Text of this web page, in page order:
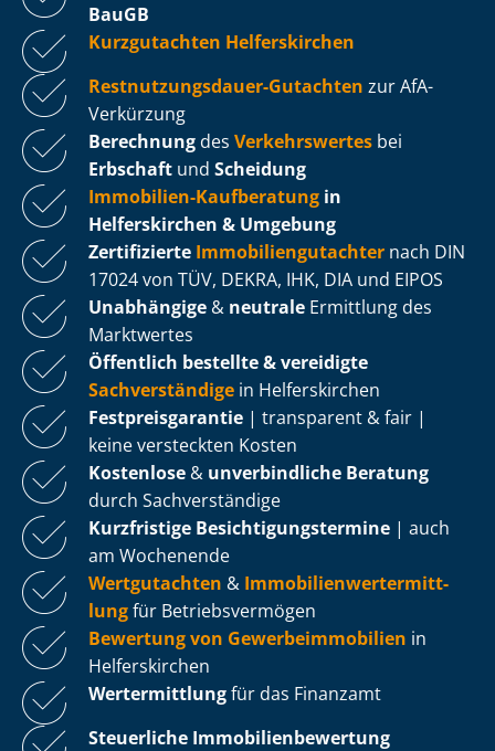
BauGB
Kurzgutachten Helferskirchen
Rest­nut­zungs­dau­er-Gutachten zur AfA-
Verkürzung
Berechnung des Verkehrswertes bei
Erbschaft und Scheidung
Immobilien-Kaufberatung in
Helferskirchen & Umgebung
Zertifizierte Im­mo­bi­li­en­gut­ach­ter nach DIN
17024 von TÜV, DEKRA, IHK, DIA und EIPOS
Unabhängige & neutrale Ermittlung des
Marktwertes
Öffentlich bestellte & vereidigte
Sachverständige in Helferskirchen
Fest­preis­ga­ran­tie | transparent & fair |
keine versteckten Kosten
Kostenlose & unverbindliche Beratung
durch Sachverständige
Kurzfristige Be­sich­ti­gungs­ter­mi­ne | auch
am Wochenende
Wertgutachten & Im­mo­bi­li­en­wert­ermitt­
lungfür Be­triebs­ver­mö­gen
Bewertung von Ge­wer­be­im­mo­bi­li­en in
Helferskirchen
Wertermittlungfür das Finanzamt
Steuerliche Im­mo­bi­li­en­be­wer­tung